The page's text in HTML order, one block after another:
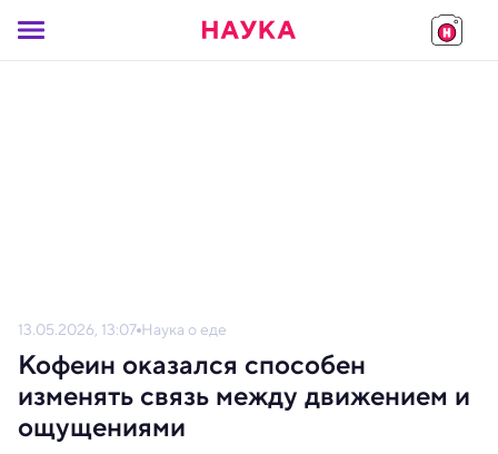
13.05.2026, 13:07 Наука о еде
Кофеин оказался способен
изменять связь между движением и
ощущениями